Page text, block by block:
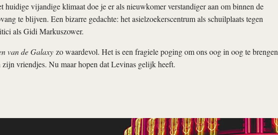
huidige vijandige klimaat doe je er als nieuwkomer verstandiger aan om binnen de
te blijven. Een bizarre gedachte: het asielzoekerscentrum als schuilplaats tegen
als Gidi Markuszower.
van de Galaxyzo waardevol. Het is een fragiele poging om ons oog in oog te brengen
vriendjes. Nu maar hopen dat Levinas gelijk heeft.